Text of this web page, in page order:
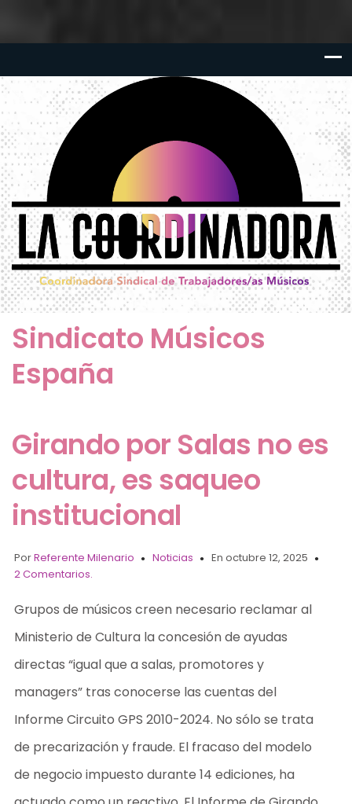
Sindicato Músicos
España
Girando por Salas no es
cultura, es saqueo
institucional
PorReferente Milenario Noticias
En octubre 12, 2025
2 Comentarios.
Grupos de músicos creen necesario reclamar al
Ministerio de Cultura la concesión de ayudas
directas “igual que a salas, promotores y
managers” tras conocerse las cuentas del
Informe Circuito GPS 2010-2024. No sólo se trata
de precarización y fraude. El fracaso del modelo
de negocio impuesto durante 14 ediciones, ha